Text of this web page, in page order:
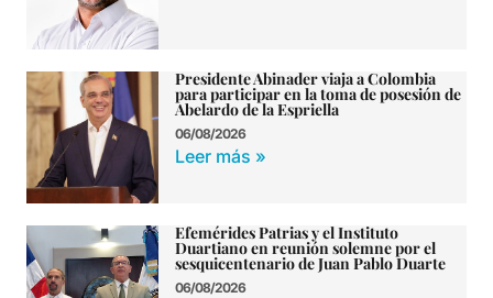
Presidente Abinader viaja a Colombia
para participar en la toma de posesión de
Abelardo de la Espriella
06/08/2026
Leer más »
Efemérides Patrias y el Instituto
Duartiano en reunión solemne por el
sesquicentenario de Juan Pablo Duarte
06/08/2026